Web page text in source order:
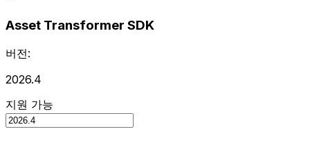
Asset Transformer SDK
버전:
2026.4
지원 가능